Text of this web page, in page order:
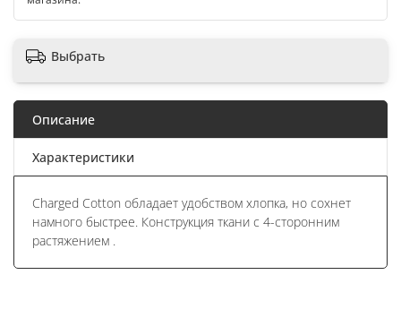
Выбрать
Описание
Характеристики
Charged Cotton обладает удобством хлопка, но сохнет
намного быстрее. Конструкция ткани с 4-сторонним
растяжением .